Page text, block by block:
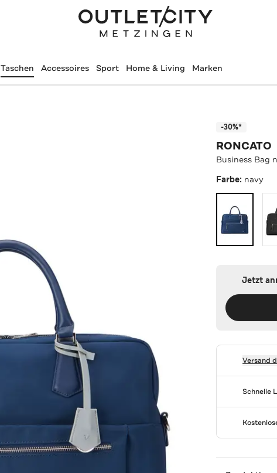
Taschen Accessoires Sport Home & Living Marken
-30%*
RONCATO
Business Bag
Farbe: navy
Jetzt
Versand
Schnelle